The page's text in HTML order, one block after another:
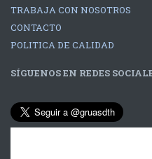
TRABAJA CON NOSOTROS
CONTACTO
POLITICA DE CALIDAD
SÍGUENOS EN REDES